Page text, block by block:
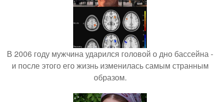
В 2006 году мужчина ударился головой о дно бассейна -
и после этого его жизнь изменилась самым странным
образом.